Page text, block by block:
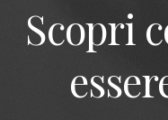
Scopri